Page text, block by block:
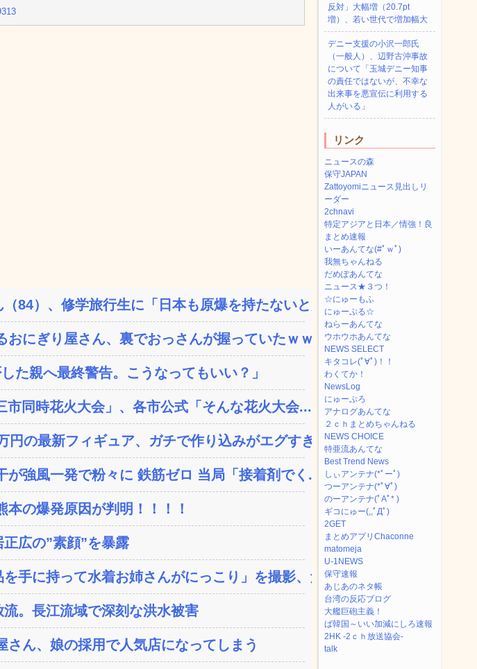
84）、修学旅行生に「日本も原爆を持たないと負...
おにぎり屋さん、裏でおっさんが握っていたｗｗｗ...
た親へ最終警告。こうなってもいい？」
市同時花火大会」、各市公式「そんな花火大会...
円の最新フィギュア、ガチで作り込みがエグすぎ...
が強風一発で粉々に 鉄筋ゼロ 当局「接着剤でく...
本の爆発原因が判明！！！！
広の”素顔”を暴露
手に持って水着お姉さんがにっこり」を撮影、だが...
。長江流域で深刻な洪水被害
さん、娘の採用で人気店になってしまう
反対」大幅増（20.7pt
増）、若い世代で増加幅大
デニー支援の小沢一郎氏
（一般人）、辺野古沖事故
について「玉城デニー知事
の責任ではないが、不幸な
出来事を悪宣伝に利用する
人がいる」
リンク
ニュースの森
保守JAPAN
Zattoyomiニュース見出しリ
ーダー
2chnavi
特定アジアと日本／情強！良
まとめ速報
いーあんてな(#ﾟｗﾟ)
我無ちゃんねる
だめぽあんてな
ニュース★３つ！
☆にゅーもふ
にゅーぷる☆
ねらーあんてな
ウホウホあんてな
NEWS SELECT
キタコレ(ﾟ∀ﾟ)！！
わくてか！
NewsLog
にゅーぷろ
アナログあんてな
２ｃｈまとめちゃんねる
NEWS CHOICE
特亜流あんてな
Best Trend News
しぃアンテナ(*ﾟーﾟ)
つーアンテナ(*ﾟ∀ﾟ)
のーアンテナ(ﾟAﾟ* )
ギコにゅー(,,ﾟДﾟ)
2GET
まとめアプリChaconne
matomeja
U-1NEWS
保守速報
あじあのネタ帳
台湾の反応ブログ
大艦巨砲主義！
ば韓国～いい加減にしろ速報
2HK -2ｃｈ放送協会-
talk